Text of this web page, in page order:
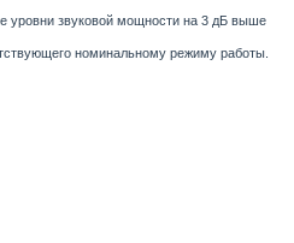
уровни звуковой мощности на 3 дБ выше
номинальному режиму работы.